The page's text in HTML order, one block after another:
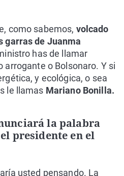
como sabemos, volcado
garras de Juanma
has de llamar
arrogante o Bolsonaro. Y si
y ecológica, o sea
le llamas Mariano Bonilla.
la palabra
presidente en el
usted pensando. La